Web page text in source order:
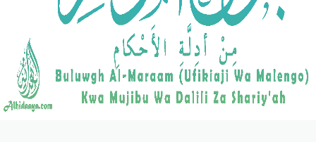
Akhlaaq-Aadaab Raqaaiq
Familia-Jamii Maswali-Majibu
Chemsha Bongo Vitabu